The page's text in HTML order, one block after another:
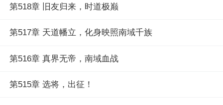
第518章 旧友归来，时道极巅
第517章 天道幡立，化身映照南域千族
第516章 真界无帝，南域血战
第515章 选将，出征！